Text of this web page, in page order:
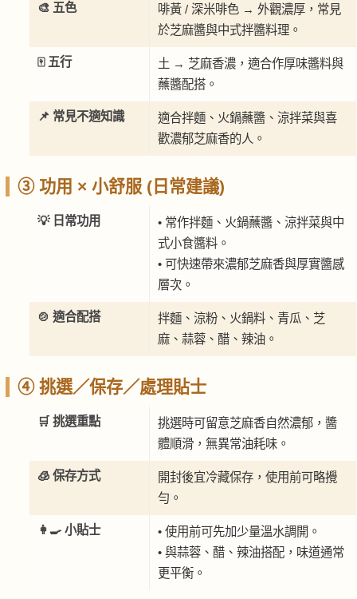
🎨 五色
啡黃 / 深米啡色 → 外觀濃厚，常見
於芝麻醬與中式拌醬料理。
🀄 五行
土 → 芝麻香濃，適合作厚味醬料與
蘸醬配搭。
📌 常見不適知識
適合拌麵、火鍋蘸醬、涼拌菜與喜
歡濃郁芝麻香的人。
③ 功用 × 小舒服 (日常建議)
💡 日常功用
• 常作拌麵、火鍋蘸醬、涼拌菜與中
式小食醬料。
• 可快速帶來濃郁芝麻香與厚實醬感
層次。
🍲 適合配搭
拌麵、涼粉、火鍋料、青瓜、芝
麻、蒜蓉、醋、辣油。
④ 挑選／保存／處理貼士
🛒 挑選重點
挑選時可留意芝麻香自然濃郁，醬
體順滑，無異常油耗味。
🧊 保存方式
開封後宜冷藏保存，使用前可略攪
勻。
👩‍🍳 小貼士
• 使用前可先加少量溫水調開。
• 與蒜蓉、醋、辣油搭配，味道通常
更平衡。